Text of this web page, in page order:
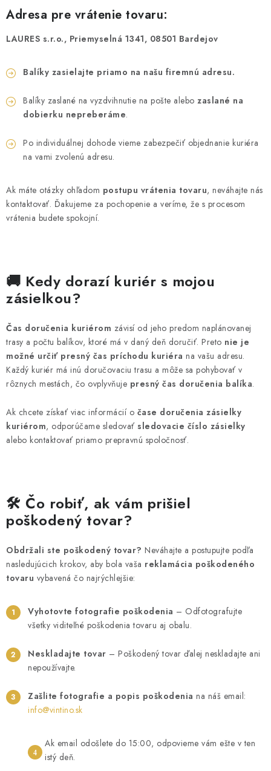
Adresa pre vrátenie tovaru:
LAURES s.r.o., Priemyselná 1341, 08501 Bardejov
Balíky zasielajte priamo na našu firemnú adresu.
Balíky zaslané na vyzdvihnutie na pošte alebo zaslané na
dobierku nepreberáme.
Po individuálnej dohode vieme zabezpečiť objednanie kuriéra
na vami zvolenú adresu.
Ak máte otázky ohľadom postupu vrátenia tovaru, neváhajte nás
kontaktovať. Ďakujeme za pochopenie a veríme, že s procesom
vrátenia budete spokojní.
🚚 Kedy dorazí kuriér s mojou
zásielkou?
Čas doručenia kuriérom závisí od jeho predom naplánovanej
trasy a počtu balíkov, ktoré má v daný deň doručiť. Preto nie je
možné určiť presný čas príchodu kuriéra na vašu adresu.
Každý kuriér má inú doručovaciu trasu a môže sa pohybovať v
rôznych mestách, čo ovplyvňuje presný čas doručenia balíka.
Ak chcete získať viac informácií o čase doručenia zásielky
kuriérom, odporúčame sledovať sledovacie číslo zásielky
alebo kontaktovať priamo prepravnú spoločnosť.
🛠️ Čo robiť, ak vám prišiel
poškodený tovar?
Obdržali ste poškodený tovar? Neváhajte a postupujte podľa
nasledujúcich krokov, aby bola vaša reklamácia poškodeného
tovaru vybavená čo najrýchlejšie:
Vyhotovte fotografie poškodenia – Odfotografujte
všetky viditeľné poškodenia tovaru aj obalu.
Neskladajte tovar – Poškodený tovar ďalej neskladajte ani
nepoužívajte.
Zašlite fotografie a popis poškodenia na náš email:
info@vintino.sk
Ak email odošlete do 15:00, odpovieme vám ešte v ten
istý deň.